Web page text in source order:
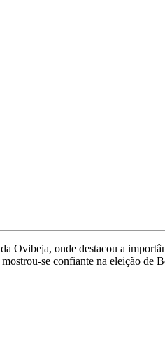
Ovibeja, onde destacou a
se confiante na eleição de